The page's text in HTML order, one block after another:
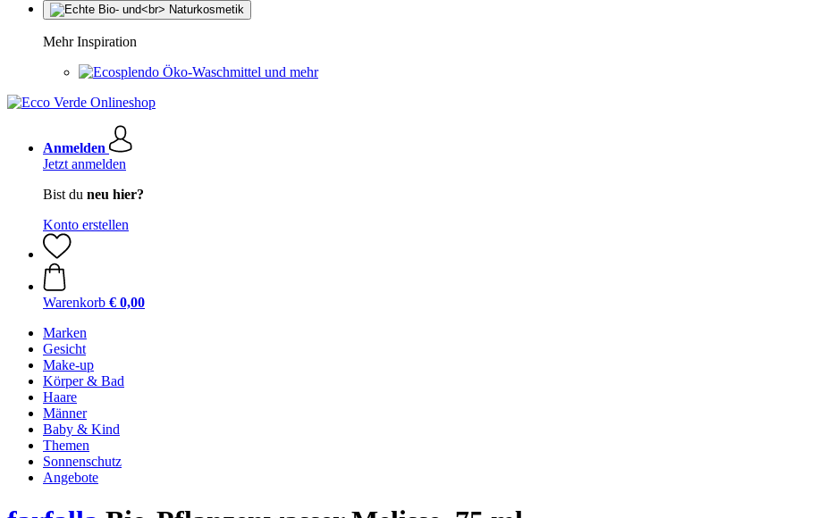
Mehr Inspiration
Öko-Waschmittel und mehr
Anmelden
Jetzt anmelden
Bist du neu hier?
Konto erstellen
Warenkorb € 0,00
Marken
Gesicht
Make-up
Körper & Bad
Haare
Männer
Baby & Kind
Themen
Sonnenschutz
Angebote